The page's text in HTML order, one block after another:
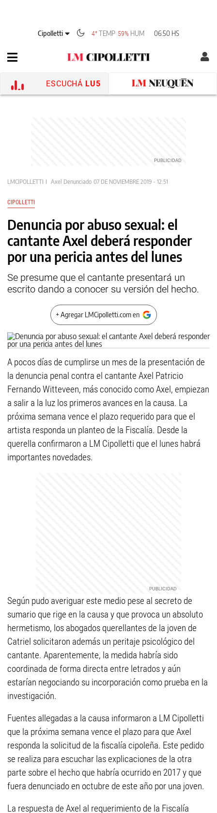
Cipolletti 4°TEMP 59% HUM 06:50 HS
ESCUCHÁ LU5
LMCIPOLLETTI Axel Denunciado 07 DE NOVIEMBRE 2019 - 12:51
CIPOLLETTI
Denuncia por abuso sexual: el
cantante Axel deberá responder
por una pericia antes del lunes
Se presume que el cantante presentará un
escrito dando a conocer su versión del hecho.
+ Agregar LMCipolletti.com en
A pocos días de cumplirse un mes de la presentación de
la denuncia penal contra el cantante Axel Patricio
Fernando Witteveen, más conocido como Axel, empiezan
a salir a la luz los primeros avances en la causa. La
próxima semana vence el plazo requerido para que el
artista responda un planteo de la Fiscalía. Desde la
querella confirmaron a LM Cipolletti que el lunes habrá
importantes novedades.
Según pudo averiguar este medio pese al secreto de
sumario que rige en la causa y que provoca un absoluto
hermetismo, los abogados querellantes de la joven de
Catriel solicitaron además un peritaje psicológico del
cantante. Aparentemente, la medida habría sido
coordinada de forma directa entre letrados y aún
estarían negociando su incorporación como prueba en la
investigación.
Fuentes allegadas a la causa informaron a LM Cipolletti
que la próxima semana vence el plazo para que Axel
responda la solicitud de la fiscalía cipoleña. Este pedido
se realiza para escuchar las explicaciones de la otra
parte sobre el hecho que habría ocurrido en 2017 y que
fuera denunciado en octubre de este año por una joven.
La respuesta de Axel al requerimiento de la Fiscalía